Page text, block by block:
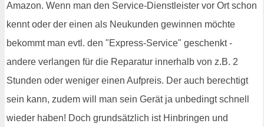
Amazon. Wenn man den Service-Dienstleister vor Ort schon
kennt oder der einen als Neukunden gewinnen möchte
bekommt man evtl. den "Express-Service" geschenkt -
andere verlangen für die Reparatur innerhalb von z.B. 2
Stunden oder weniger einen Aufpreis. Der auch berechtigt
sein kann, zudem will man sein Gerät ja unbedingt schnell
wieder haben! Doch grundsätzlich ist Hinbringen und